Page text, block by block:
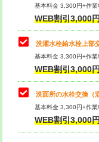
排水管工事（排水管
排水管工事（追加
え）
マス交換（土の掘
マス交換（深さ50㎝
マス交換（深さ50㎝
その他部品の脱着
交換・取付（タンク
交換・取付(単水栓
式）)
交換・取付(混合水
式・ワンホール）)
基本料金 3,300円+作
WEB割引3,000
洗濯水栓給水栓上部
基本料金 3,300円+作
WEB割引3,000
洗面所の水栓交換（
基本料金 3,300円+作
WEB割引3,000